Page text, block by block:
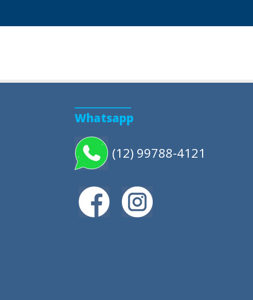
Whatsapp
(12) 99788-4121